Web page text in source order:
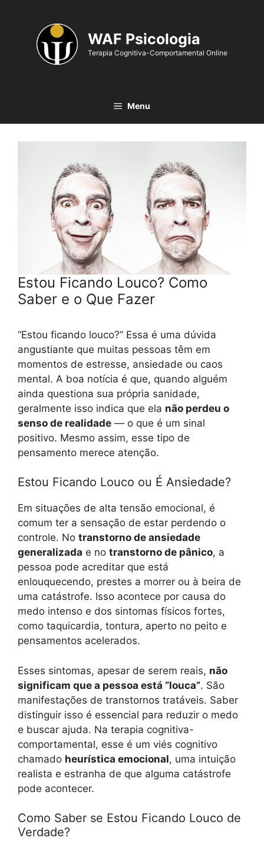
WAF Psicologia
Terapia Cognitiva-Comportamental Online
Menu
Estou Ficando Louco? Como
Saber e o Que Fazer
“Estou ficando louco?” Essa é uma dúvida
angustiante que muitas pessoas têm em
momentos de estresse, ansiedade ou caos
mental. A boa notícia é que, quando alguém
ainda questiona sua própria sanidade,
geralmente isso indica que ela não perdeu o
senso de realidade — o que é um sinal
positivo. Mesmo assim, esse tipo de
pensamento merece atenção.
Estou Ficando Louco ou É Ansiedade?
Em situações de alta tensão emocional, é
comum ter a sensação de estar perdendo o
controle. No transtorno de ansiedade
generalizada e no transtorno de pânico, a
pessoa pode acreditar que está
enlouquecendo, prestes a morrer ou à beira de
uma catástrofe. Isso acontece por causa do
medo intenso e dos sintomas físicos fortes,
como taquicardia, tontura, aperto no peito e
pensamentos acelerados.
Esses sintomas, apesar de serem reais, não
significam que a pessoa está “louca”. São
manifestações de transtornos tratáveis. Saber
distinguir isso é essencial para reduzir o medo
e buscar ajuda. Na terapia cognitiva-
comportamental, esse é um viés cognitivo
chamado heurística emocional, uma intuição
realista e estranha de que alguma catástrofe
pode acontecer.
Como Saber se Estou Ficando Louco de
Verdade?